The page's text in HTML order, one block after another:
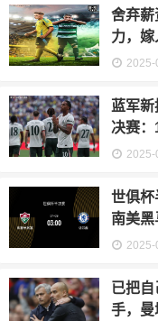
舍弃薪
力，
2025-
蓝军
决赛
2025-
世俱杯
南美黑
2025-
已把
手，曼